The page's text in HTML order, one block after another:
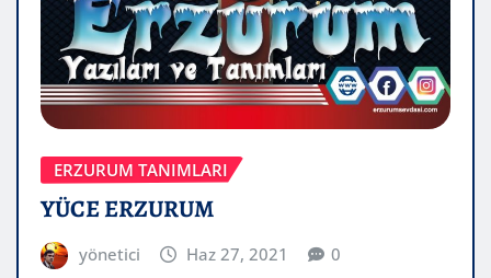
ERZURUM TANIMLARI
YÜCE ERZURUM
yönetici Haz 27, 2021 0